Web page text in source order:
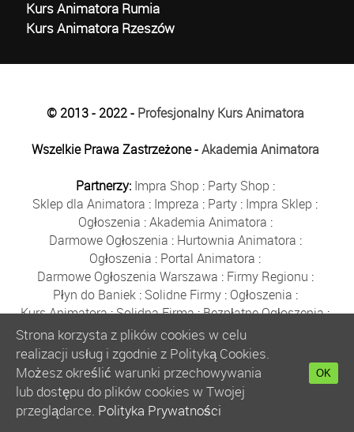
Kurs Animatora Rumia
Kurs Animatora Rzeszów
© 2013 - 2022 - Profesjonalny Kurs Animatora
Wszelkie Prawa Zastrzeżone -Akademia Animatora
Partnerzy: Impra Shop : Party Shop :
Sklep dla Animatora : Impreza : Party : Impra Sklep :
Ogłoszenia :Akademia Animatora :
Darmowe Ogłoszenia : Hurtownia Animatora :
Ogłoszenia : Portal Animatora :
Darmowe Ogłoszenia Warszawa : Firmy Regionu :
Płyn do Baniek: Solidne Firmy: Ogłoszenia :
Kurs Animatora:Solidna Firma:Bezpłatne Ogłoszenia:
Animator Czasu Wolnego:
Bezpłatne Ogłoszenia Warszawa:sklep animatora
Bańki Mydlane:Bezpłatne Ogłoszenia
Szkolenie Animatorów:Kurs Animatora
:
Kurs Animatora Warszawa :Rumia
Kurs Animatora Poznań:
Strona korzysta z plików cookies w celu
realizacji usług i zgodnie z Polityką Cookies.
Możesz określić warunki przechowywania
lub dostępu do plików cookies w Twojej
przeglądarce. Polityka Prywatności
OK